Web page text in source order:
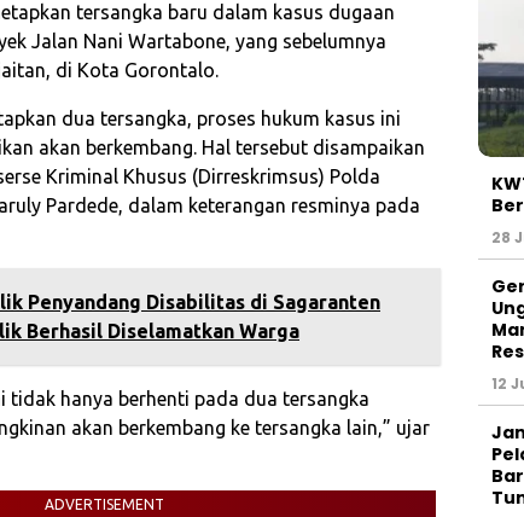
tersangka baru dalam kasus dugaan
Jalan Nani Wartabone, yang sebelumnya
di Kota Gorontalo.
dua tersangka, proses hukum kasus ini
akan berkembang. Hal tersebut disampaikan
Kriminal Khusus (Dirreskrimsus) Polda
Pardede, dalam keterangan resminya pada
Penyandang Disabilitas di Sagaranten
Berhasil Diselamatkan Warga‎
tidak hanya berhenti pada dua tersangka
akan berkembang ke tersangka lain,” ujar
ADVERTISEMENT
28
12